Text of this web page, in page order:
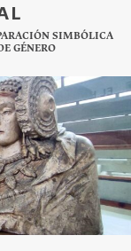
SIMBÓLICA
GÉNERO